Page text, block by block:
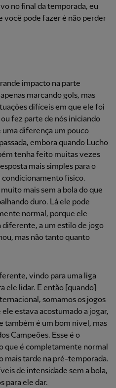
no final da temporada, eu
você pode fazer é não perder
impacto na parte
marcando gols, mas
difíceis em que ele foi
fez parte de nós iniciando
uma diferença um pouco
embora quando Lucho
tenha feito muitas vezes
mais simples para o
condicionamento físico.
mais sem a bola do que
duro. Lá ele pode
normal, porque ele
diferente, a um estilo de jogo
mas não tanto quanto
vindo para uma liga
ele lidar. E então [quando]
somamos os jogos
estava acostumado a jogar,
também é um bom nível, mas
Campeões. Esse é o
que é completamente normal
mais tarde na pré-temporada.
de intensidade sem a bola,
para ele dar.